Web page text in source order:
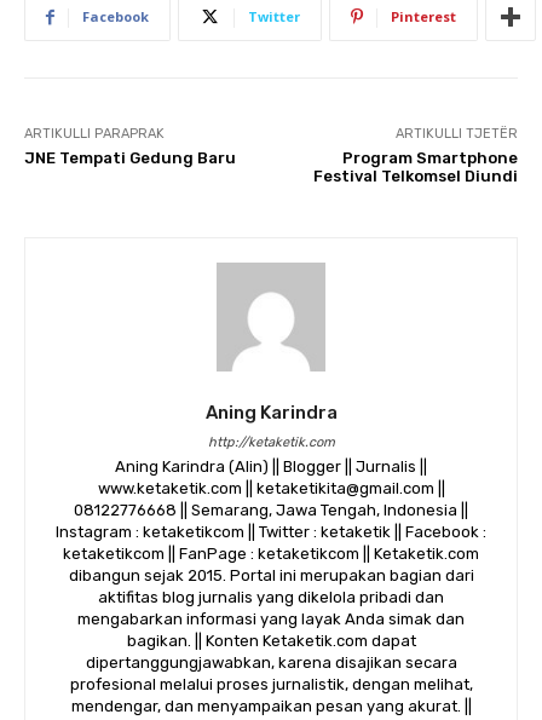
Facebook Twitter Pinterest
ARTIKULLI PARAPRAK
JNE Tempati Gedung Baru
ARTIKULLI TJETËR
Program Smartphone
Festival Telkomsel Diundi
Aning Karindra
http://ketaketik.com
Aning Karindra (Alin) || Blogger || Jurnalis ||
www.ketaketik.com || ketaketikita@gmail.com ||
08122776668 || Semarang, Jawa Tengah, Indonesia ||
Instagram : ketaketikcom || Twitter : ketaketik || Facebook :
ketaketikcom || FanPage : ketaketikcom || Ketaketik.com
dibangun sejak 2015. Portal ini merupakan bagian dari
aktifitas blog jurnalis yang dikelola pribadi dan
mengabarkan informasi yang layak Anda simak dan
bagikan. || Konten Ketaketik.com dapat
dipertanggungjawabkan, karena disajikan secara
profesional melalui proses jurnalistik, dengan melihat,
mendengar, dan menyampaikan pesan yang akurat. ||